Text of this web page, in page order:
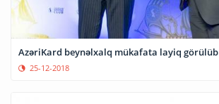
AzəriKard beynəlxalq mükafata layiq görülüb
25-12-2018